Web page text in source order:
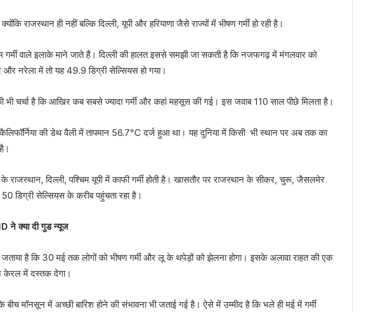
राजस्थान ही नहीं बल्कि दिल्ली, यूपी और हरियाणा जैसे राज्यों में भीषण गर्मी हो रही है।
वाले इलाके माने जाते हैं। दिल्ली की हालत इससे समझी जा सकती है कि नजफगढ़ में मंगलवार को
और नरेला में तो यह 49.9 डिग्री सेल्सियस हो गया।
भी चर्चा है कि आखिर कब सबसे ज्यादा गर्मी और कहां महसूस की गई। इस जवाब 110 साल पीछे मिलता है।
की डेथ वैली में तापमान 56.7°C दर्ज हुआ था। यह दुनिया में किसी भी स्थान पर अब तक का
के राजस्थान, दिल्ली, पश्चिम यूपी में काफी गर्मी होती है। खासतौर पर राजस्थान के सीकर, चुरू, जैसलमेर
डिग्री सेल्सियस के करीब पहुंचता रहा है।
ने क्या दी गुड न्यूज
है कि 30 मई तक लोगों को भीषण गर्मी और लू के थपेड़ों को झेलना होगा। इसके अलावा राहत की एक
केरल में दस्तक देगा।
मॉनसून में अच्छी बारिश होने की संभावना भी जताई गई है। ऐसे में उम्मीद है कि भले ही मई में गर्मी